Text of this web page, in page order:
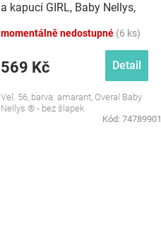
a kapucí GIRL, Baby Nellys,
momentálně nedostupné (6 ks)
569 Kč Detail
Vel. 56, barva: amarant, Overal Baby
Nellys ® - bez šlapek
Kód: 74789901